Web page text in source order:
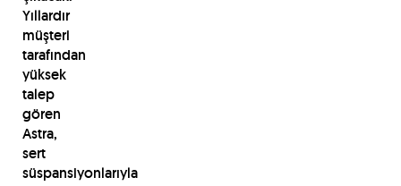
Yıllardır
müşteri
tarafından
yüksek
talep
gören
Astra,
sert
süspansiyonlarıyla